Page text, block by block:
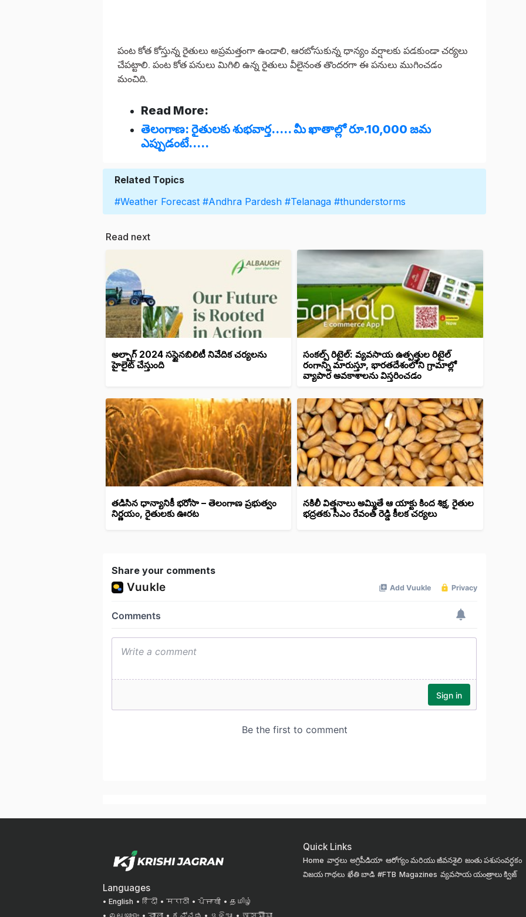
పంట కోత కోస్తున్న రైతులు అప్రమత్తంగా ఉండాలి, ఆరబోసుకున్న ధాన్యం వర్షాలకు పడకుండా చర్యలు
చేపట్టాలి. పంట కోత పనులు మిగిలి ఉన్న రైతులు వీలైనంత తొందరగా ఈ పనులు ముగించడం
మంచిది.
Read More:
తెలంగాణ: రైతులకు శుభవార్త..... మీ ఖాతాల్లో రూ.10,000 జమ
ఎప్పుడంటే.....
Related Topics
#Weather Forecast #Andhra Pardesh #Telanaga #thunderstorms
Read next
అల్బాగ్ 2024 సస్టైనబిలిటీ నివేదిక చర్యలను
హైలైట్ చేస్తుంది
సంకల్ప్ రిటైల్: వ్యవసాయ ఉత్పత్తుల రిటైల్
రంగాన్ని మారుస్తూ, భారతదేశంలోని గ్రామాల్లో
వ్యాపార అవకాశాలను విస్తరించడం
తడిసిన ధాన్యానికీ భరోసా – తెలంగాణ ప్రభుత్వం
నిర్ణయం, రైతులకు ఊరట
నకిలీ విత్తనాలు అమ్మితే ఆ యాక్టు కింద శిక్ష, రైతుల
భద్రతకు సీఎం రేవంత్ రెడ్డి కీలక చర్యలు
Share your comments
Languages
English हिंदी मराठी ਪੰਜਾਬੀ
தமிழ்
മലയാളം
বাংলা ಕನ್ನಡ ଓଡିଆ অসমীয়া
Quick Links
Home వార్తలు అగ్రిపీడియా ఆరోగ్యం మరియు జీవనశైలి జంతు పశుసంవర్ధకం
విజయ గాథలు ఖేతి బాడి #FTB Magazines వ్యవసాయ యంత్రాలుక్విజ్